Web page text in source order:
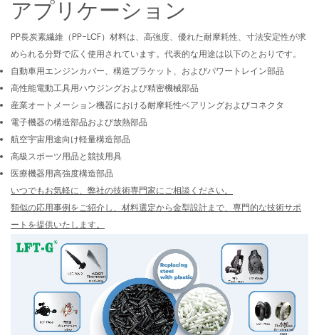
アプリケーション
PP長炭素繊維（PP-LCF）材料は、高強度、優れた耐摩耗性、寸法安定性が求
められる分野で広く使用されています。代表的な用途は以下のとおりです。
自動車用エンジンカバー、構造ブラケット、およびパワートレイン部品
高性能電動工具用ハウジングおよび精密機械部品
産業オートメーション機器における耐摩耗性ベアリングおよびコネクタ
電子機器の構造部品および放熱部品
航空宇宙用途向け軽量構造部品
高級スポーツ用品と競技用具
医療機器用高強度構造部品
いつでもお気軽に、弊社の技術専門家にご相談ください。
類似の応用事例をご紹介し、材料選定から金型設計まで、専門的な技術サポ
ートを提供いたします。